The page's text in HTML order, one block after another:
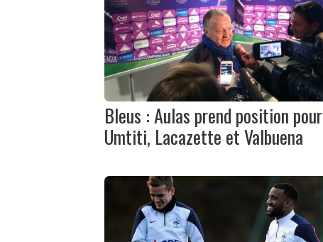
Bleus : Aulas prend position pour
Umtiti, Lacazette et Valbuena